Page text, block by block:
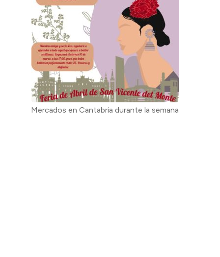
Mercados en Cantabria durante la semana